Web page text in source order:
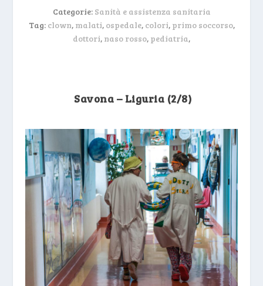
Categorie: Sanità e assistenza sanitaria
Tag: clown, malati, ospedale, colori, primo soccorso,
dottori, naso rosso, pediatria,
Savona – Liguria (2/8)